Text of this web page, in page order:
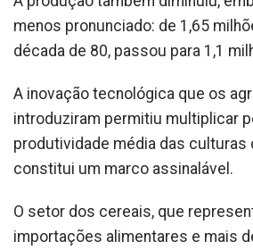
menos pronunciado: de 1,65
década de 80, passou para 1,1
A inovação tecnológica que os
introduziram permitiu multiplicar
produtividade média das culturas
constitui um marco assinalável.
O setor dos cereais, que
importações alimentares e mais